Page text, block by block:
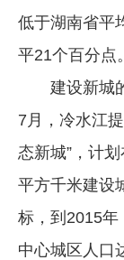
低于湖南省平
平21个百分点。
建设新城的
7月，冷水江
态新城”，计
平方千米建设
标，到2015年
中心城区人口